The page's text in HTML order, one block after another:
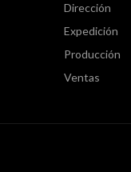
Dirección
Expedición
Producción
Ventas